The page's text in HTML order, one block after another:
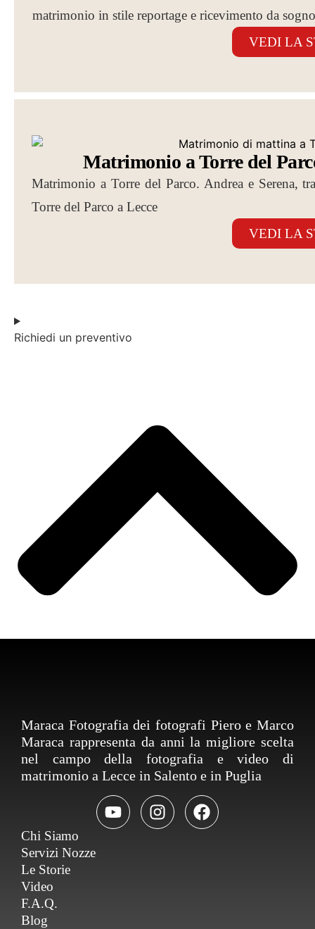
matrimonio in stile reportage e ricevimento da
VEDI LA
Matrimonio a Torre del
Matrimonio a Torre del Parco. Andrea e Serena,
Torre del Parco a Lecce
VEDI LA
Richiedi un preventivo
Maraca Fotografia dei fotografi Piero e Marco
Maraca rappresenta da anni la migliore scelta
nel campo della fotografia e video di
matrimonio a Lecce in Salento e in Puglia
Chi Siamo
Servizi Nozze
Le Storie
Video
F.A.Q.
Blog